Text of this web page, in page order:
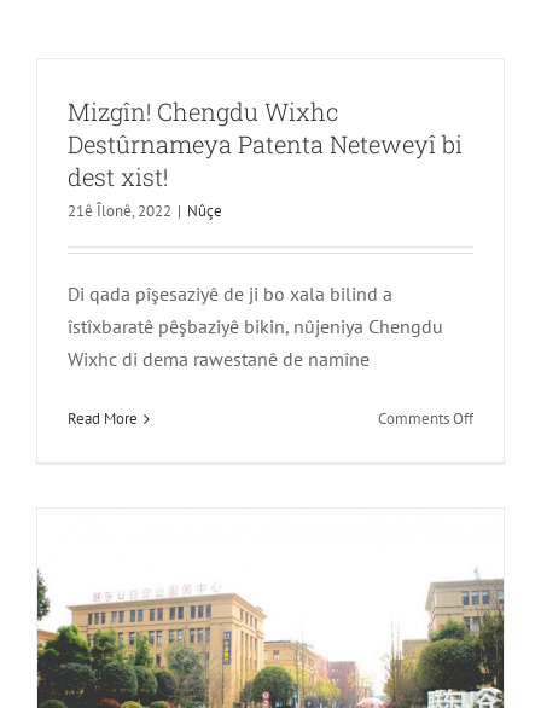
Mizgîn! Chengdu Wixhc
Destûrnameya Patenta Neteweyî bi
dest xist!
21ê Îlonê, 2022 | Nûçe
Di qada pîşesaziyê de ji bo xala bilind a
îstîxbaratê pêşbaziyê bikin, nûjeniya Chengdu
Wixhc di dema rawestanê de namîne
Read More Comments Offli
Neteweyî
bi
dest
xist!
Daxuyaniya fermî 丨 Chengdu Wixhc
Technology Co., LTD. berbi liando u